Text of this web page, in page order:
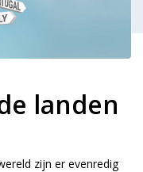
landen
zijn er evenredig